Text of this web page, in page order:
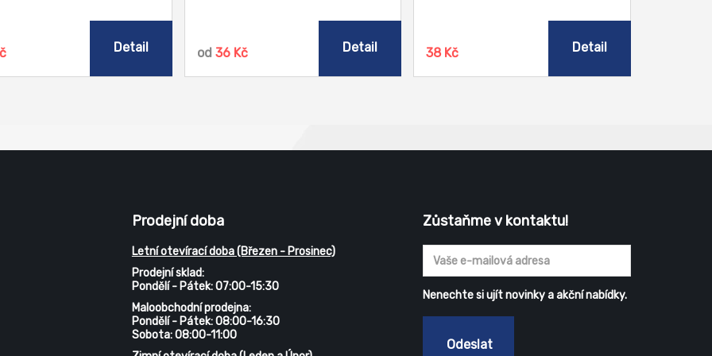
kuchyně, toalet, ale i k
povrchů a neutralizaci
Detail od 36 Kč Detail 38 Kč Detail
Prodejní doba
Letní otevírací doba (Březen - Prosinec)
Prodejní sklad:
Pondělí - Pátek: 07:00-15:30
Maloobchodní prodejna:
Pondělí - Pátek: 08:00-16:30
Sobota: 08:00-11:00
Zůstaňme v kontaktu!
Nenechte si ujít novinky a akční nabídky.
Odeslat